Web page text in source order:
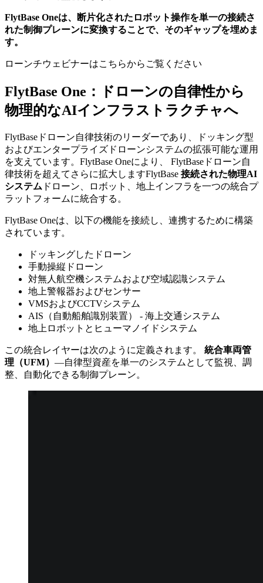
FlytBase Oneは、断片化されたロボット操作を単一の接続さ
れた制御プレーンに変換することで、そのギャップを埋めま
す。
ローンチウェビナーはこちらからご覧ください
FlytBase One：ドローンの自律性から
物理的なAIインフラストラクチャへ
FlytBaseドローン自律技術のリーダーであり、ドッキング型
およびエンタープライズドローンシステムの拡張可能な運用
を支えています。FlytBase Oneにより、 FlytBaseドローン自
律技術を超えてさらに拡大しますFlytBase 接続された物理AI
システム ドローン、ロボット、地上インフラを一つの統合プ
ラットフォームに統合する。
FlytBase Oneは、以下の機能を接続し、連携するために構築
されています。
ドッキングしたドローン
手動操縦ドローン
対無人航空機システムおよび空域認識システム
地上警報器およびセンサー
VMSおよびCCTVシステム
AIS（自動船舶識別装置） - 海上交通システム
地上ロボットとヒューマノイドシステム
この統合レイヤーは次のように定義されます。 統合車両管
理（UFM） ―自律型資産を単一のシステムとして監視、調
整、自動化できる制御プレーン。